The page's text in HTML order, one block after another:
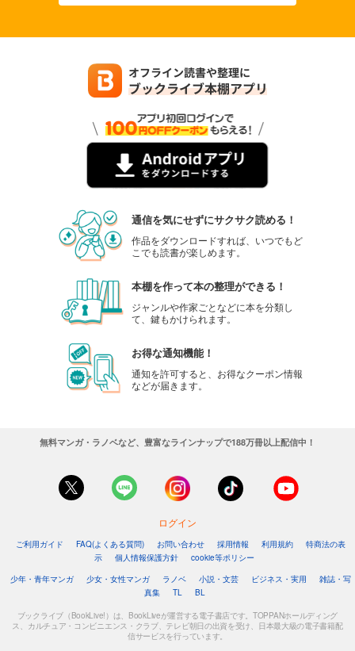
通信を気にせずにサクサク読める！
作品をダウンロードすれば、いつでもど
こでも読書が楽しめます。
本棚を作って本の整理ができる！
ジャンルや作家ごとなどに本を分類し
て、鍵もかけられます。
お得な通知機能！
通知を許可すると、お得なクーポン情報
などが届きます。
無料マンガ・ラノベなど、豊富なラインナップで188万冊以上配信中！
ログイン
ご利用ガイド FAQ(よくある質問) お問い合わせ 採用情報 利用規約
特商法の表
示
個人情報保護方針
cookie等ポリシー
少年・青年マンガ
少女・女性マンガ ラノベ 小説・文芸 ビジネス・実用
雑誌・写
真集
TL BL
ブックライブ（BookLive!）は、BookLiveが運営する電子書店です。TOPPANホールディング
ス、カルチュア・コンビニエンス・クラブ、テレビ朝日の出資を受け、日本最大級の電子書籍配
信サービスを行っています。